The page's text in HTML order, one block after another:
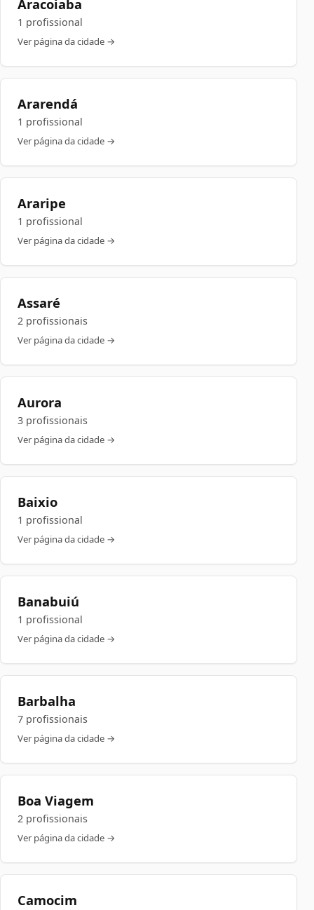
Aracoiaba
1 profissional
Ver página da cidade →
Ararendá
1 profissional
Ver página da cidade →
Araripe
1 profissional
Ver página da cidade →
Assaré
2 profissionais
Ver página da cidade →
Aurora
3 profissionais
Ver página da cidade →
Baixio
1 profissional
Ver página da cidade →
Banabuiú
1 profissional
Ver página da cidade →
Barbalha
7 profissionais
Ver página da cidade →
Boa Viagem
2 profissionais
Ver página da cidade →
Camocim